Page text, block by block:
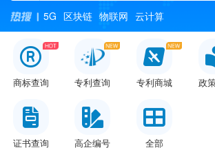
5G 区块链 物联网 云计算
商标查询 专利查询 专利商城 政
证书查询 高企编号 全部